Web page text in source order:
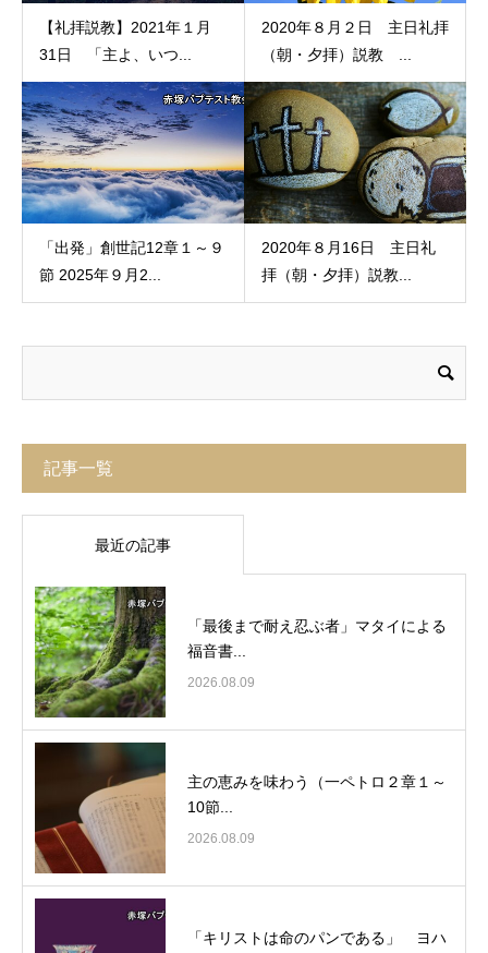
【礼拝説教】2021年１月
31日 「主よ、いつ...
2020年８月２日 主日礼拝
（朝・夕拝）説教 ...
「出発」創世記12章１～９
節 2025年９月2...
2020年８月16日 主日礼
拝（朝・夕拝）説教...
記事一覧
最近の記事
「最後まで耐え忍ぶ者」マタイによる
福音書...
2026.08.09
主の恵みを味わう（一ペトロ２章１～
10節...
2026.08.09
「キリストは命のパンである」 ヨハ